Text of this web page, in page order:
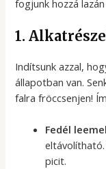
fogjunk hozzá
1.
Indítsunk azzal,
állapotban van.
falra fröccsenjen!
Fedél
eltávolítható.
picit.